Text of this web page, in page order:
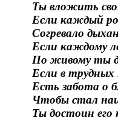
Ты вложить свою
Если каждый
Согревало
Если каждому
По живому ты
Если в трудных
Есть забота о
Чтобы стал наш
Ты достоин его